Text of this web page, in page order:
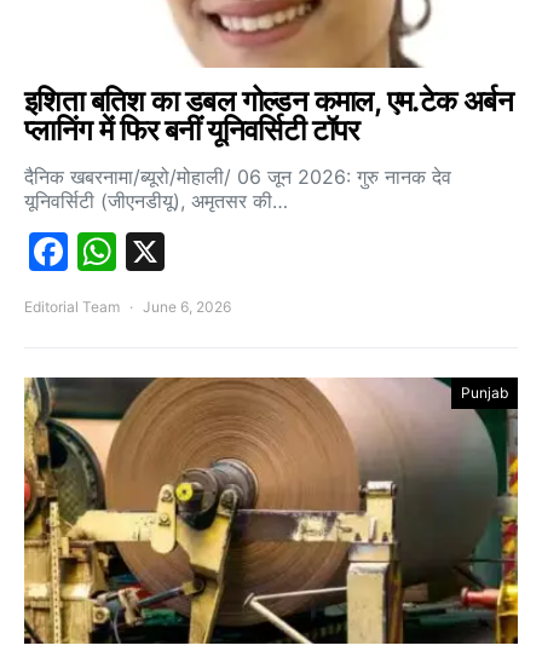
इशिता बतिश का डबल गोल्डन कमाल, एम.टेक अर्बन
प्लानिंग में फिर बनीं यूनिवर्सिटी टॉपर
दैनिक खबरनामा/ब्यूरो/मोहाली/ 06 जून 2026: गुरु नानक देव
यूनिवर्सिटी (जीएनडीयू), अमृतसर की…
Facebook
WhatsApp
Editorial Team June 6, 2026
Punjab